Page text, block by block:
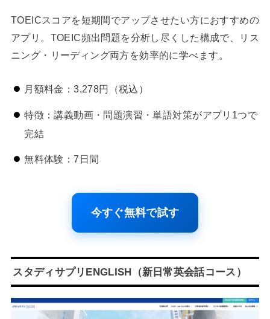
TOEICスコアを短期間でアップさせたい方におすすめの
アプリ。TOEIC頻出問題を分析し尽くした構成で、リス
ニング・リーディング両方を効率的に学べます。
月額料金：3,278円（税込）
特徴：講義動画・問題演習・単語対策がアプリ1つで
完結
無料体験：7日間
今すぐ無料で試す
スタディサプリENGLISH（新日常英会話コース）